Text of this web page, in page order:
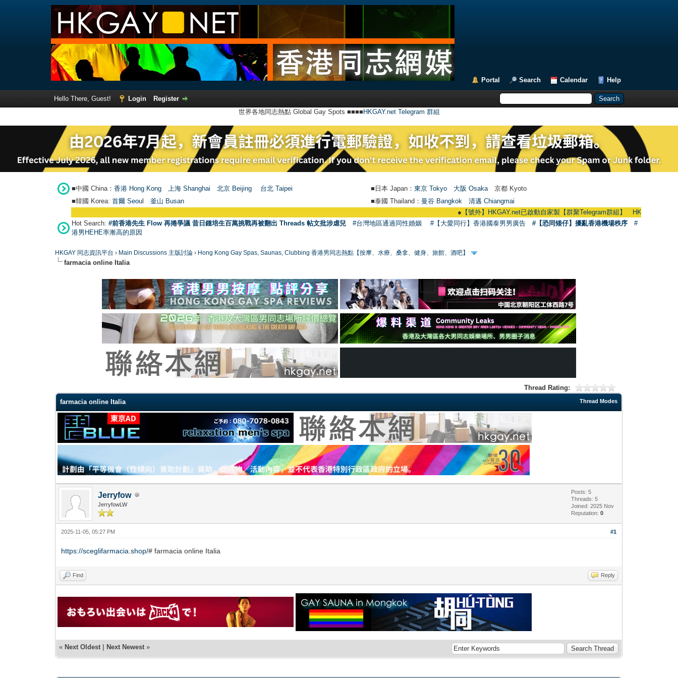
Portal Search Calendar Help
Hello There, Guest! Login
Register
世界各地同志熱點 Global Gay Spots ■■■■ HKGAY.net Telegram 群組
■中國 China： 香港 Hong Kong 上海 Shanghai 北京 Beijing 台北 Taipei ■日本 Japan： 東京 Tokyo 大阪 Osaka 京都 Kyoto
■韓國 Korea: 首爾 Seou 釜山 Busan ■泰國 Thailand： 曼谷 Bangkok
清邁 Chiangmai
【號外】HKGAY.net已啟動自家製【群聚Telegram群組】 HKGAY.net has
Hot Search: #前香港先生 Flow 再捲爭議 昔日鍾培生百萬挑戰再被翻出 Threads 帖文批涉虐兒 #台灣地區通過同性婚姻 #【大愛同行】香港國泰男男廣告 #【恐同矮仔】擾亂香港機場秩序
#
港男HEHE率漸高的原因
HKGAY 同志資訊平台 › Main Discussions 主版討論 › Hong Kong Gay Spas, Saunas, Clubbing 香港男同志熱點【按摩、水療、桑拿、健身、旅館、酒吧】
farmacia online Italia
Thread Rating:
Thread Modes
farmacia online Italia
Jerryfow
JerryfowLW
Posts: 5
Threads: 5
Joined: 2025 Nov
Reputation:0
#1
2025-11-05, 05:27 PM
https://sceglifarmacia.shop/# farmacia online Italia
Find Reply
« Next Oldest | Next Newest »